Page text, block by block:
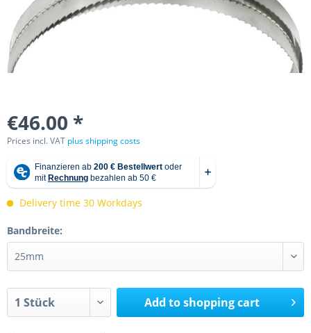
€46.00 *
Prices incl. VAT plus shipping costs
Delivery time 30 Workdays
Bandbreite:
Add toshopping cart